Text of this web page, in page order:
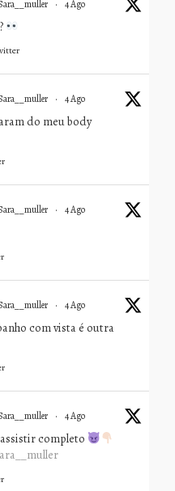
· 4 Ago
· 4 Ago
do meu body
· 4 Ago
· 4 Ago
com vista é outra
· 4 Ago
completo